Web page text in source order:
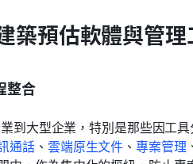
築預估軟體與管
整合
到大型企業，特別是那些因工
通話 、 雲端原生文件 、專案管理